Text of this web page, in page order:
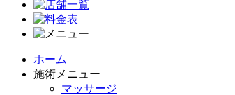
ホーム
施術メニュー
マッサージ